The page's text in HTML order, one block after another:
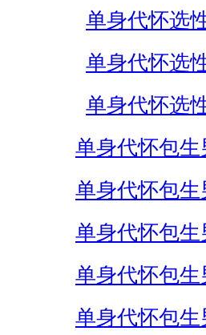
单身代怀选
单身代怀选
单身代怀选
单身代怀包生
单身代怀包生
单身代怀包
单身代怀包生
单身代怀包生